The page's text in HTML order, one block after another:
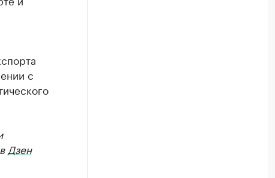
с
Дзен